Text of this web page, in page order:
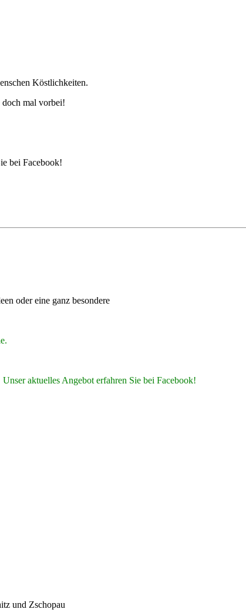
Köstlichkeiten.
mal vorbei!
bei Facebook!
oder eine ganz besondere
Unser aktuelles Angebot erfahren Sie bei Facebook!
und Zschopau